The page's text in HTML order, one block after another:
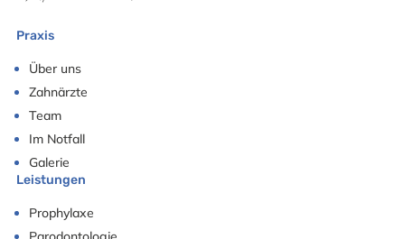
Praxis
Über uns
Zahnärzte
Team
Im Notfall
Galerie
Leistungen
Prophylaxe